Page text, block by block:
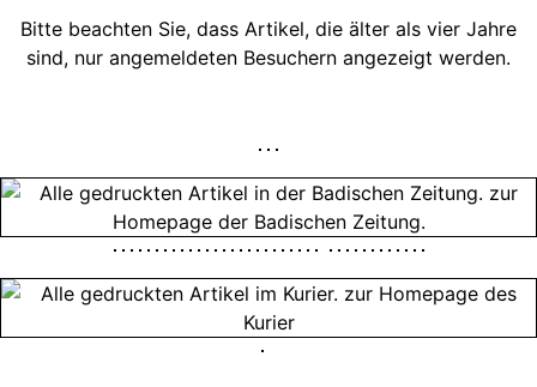
Bitte beachten Sie, dass Artikel, die älter als vier Jahre
sind, nur angemeldeten Besuchern angezeigt werden.